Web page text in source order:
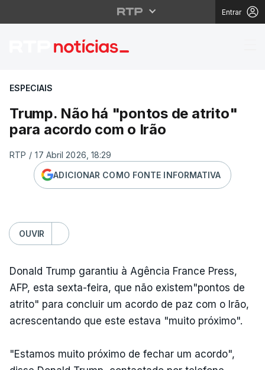
Entrar
Trump. Não há
ESPECIAIS
Trump. Não há "pontos de atrito"
para acordo com o Irão
RTP / 17 Abril 2026, 18:29
ADICIONAR COMO FONTE INFORMATIVA
OUVIR
Donald Trump garantiu à Agência France Press,
AFP, esta sexta-feira, que não existem"pontos de
atrito" para concluir um acordo de paz com o Irão,
acrescentando que este estava "muito próximo".
"Estamos muito próximo de fechar um acordo",